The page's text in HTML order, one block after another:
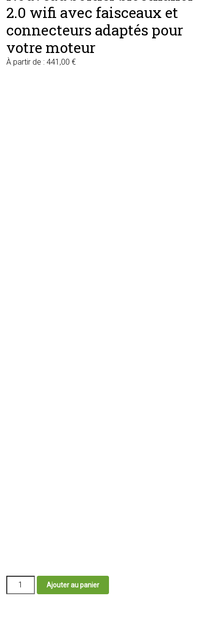
2.0 wifi avec faisceaux et
connecteurs adaptés pour
votre moteur
À partir de :441,00€
quantité
Ajouter au panier